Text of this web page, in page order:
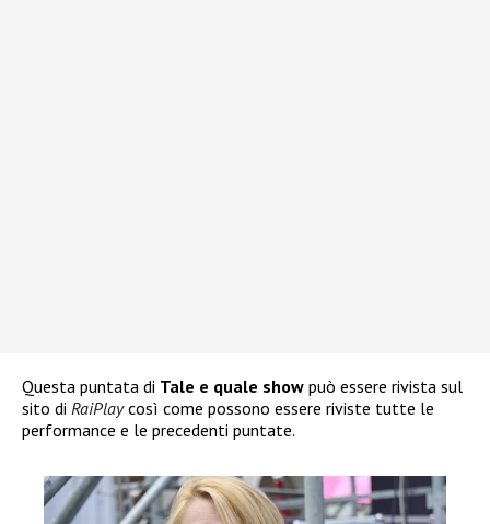
Questa puntata di Tale e quale show può essere rivista sul
sito di RaiPlaycosì come possono essere riviste tutte le
performance e le precedenti puntate.